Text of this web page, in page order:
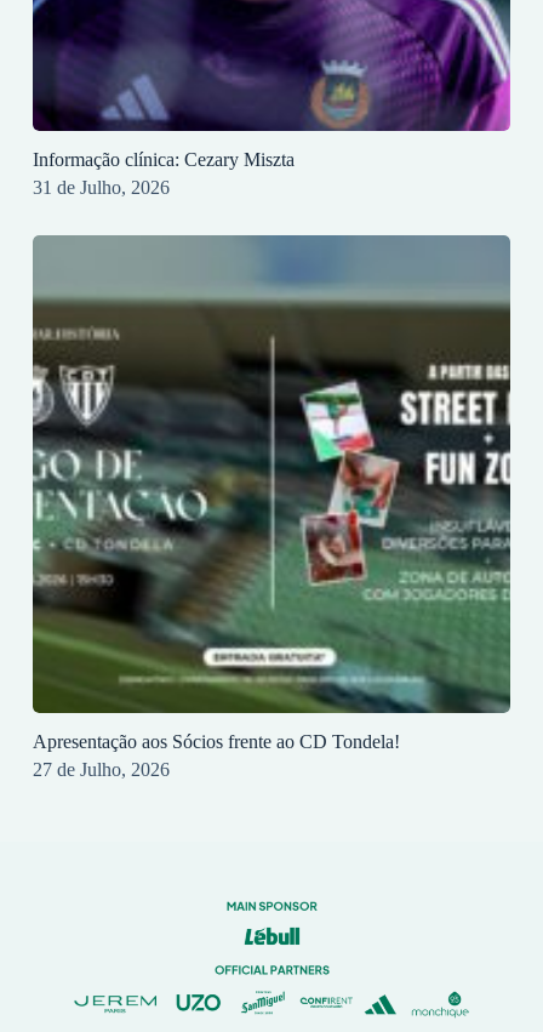
Informação clínica: Cezary Miszta
31 de Julho, 2026
Apresentação aos Sócios frente ao CD Tondela!
27 de Julho, 2026